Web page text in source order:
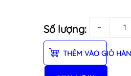
Số lượng: −
THÊM VÀO GIỎ